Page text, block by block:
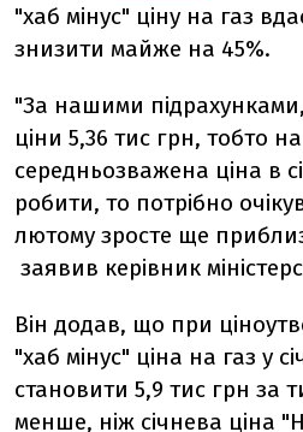
"хаб мінус" ціну на газ
знизити майже на 45%.
"За нашими
ціни 5,36 тис грн, тобто
середньозважена ціна в
робити, то потрібно
лютому зросте ще
заявив керівник
Він додав, що при
"хаб мінус" ціна на газ у
становити 5,9 тис грн за
менше, ніж січнева ціна